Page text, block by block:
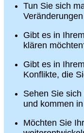
Tun Sie sich
Gibt es in
klären
Gibt es in
Konflikte, die
Sehen Sie
und kommen
Möchten Sie